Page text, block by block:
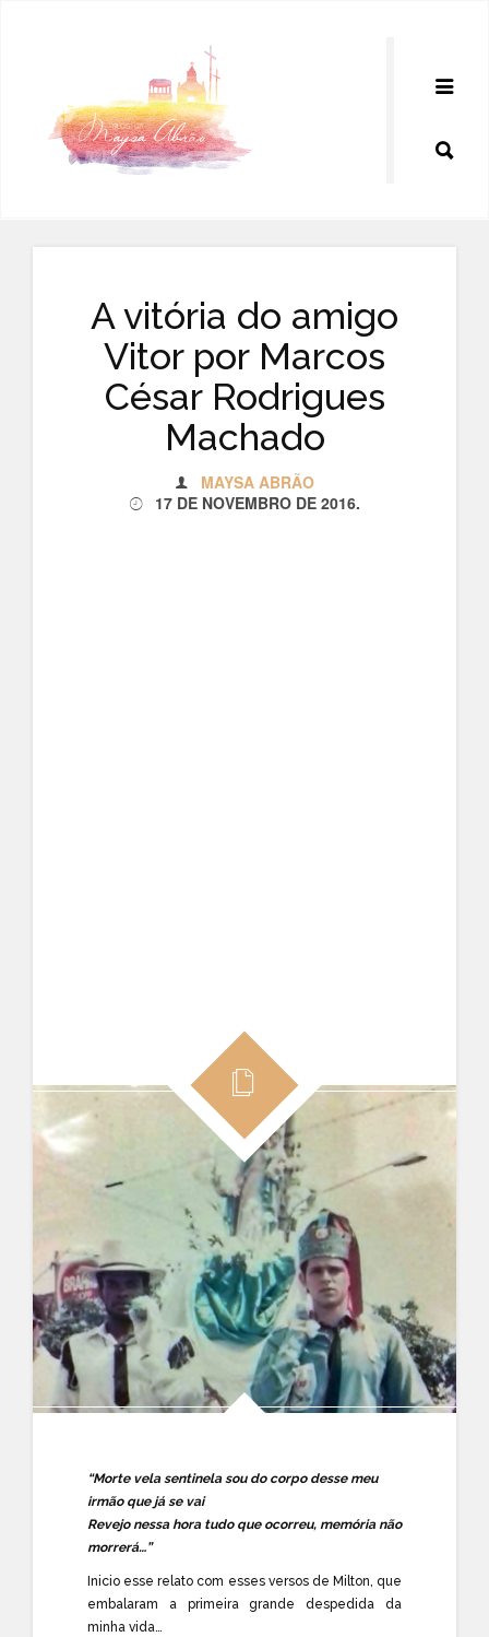
A vitória do amigo
Vitor por Marcos
César Rodrigues
Machado
MAYSA ABRÃO
17 DE NOVEMBRO DE 2016.
“Morte vela sentinela sou do corpo desse meu
irmão que já se vai
Revejo nessa hora tudo que ocorreu, memória não
morrerá…”
Inicio esse relato com esses versos de Milton, que
embalaram a primeira grande despedida da
minha vida…